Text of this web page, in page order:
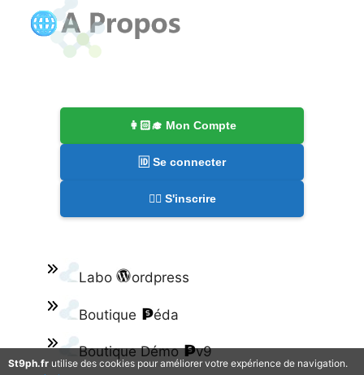
👩🏻‍🎓 Mon Compte
🆔 Se connecter
✍🏻 S'inscrire
Labo ordpress
Boutique éda
Boutique Démo v9
St9ph.fr utilise des cookies pour améliorer votre expérience de navigation.